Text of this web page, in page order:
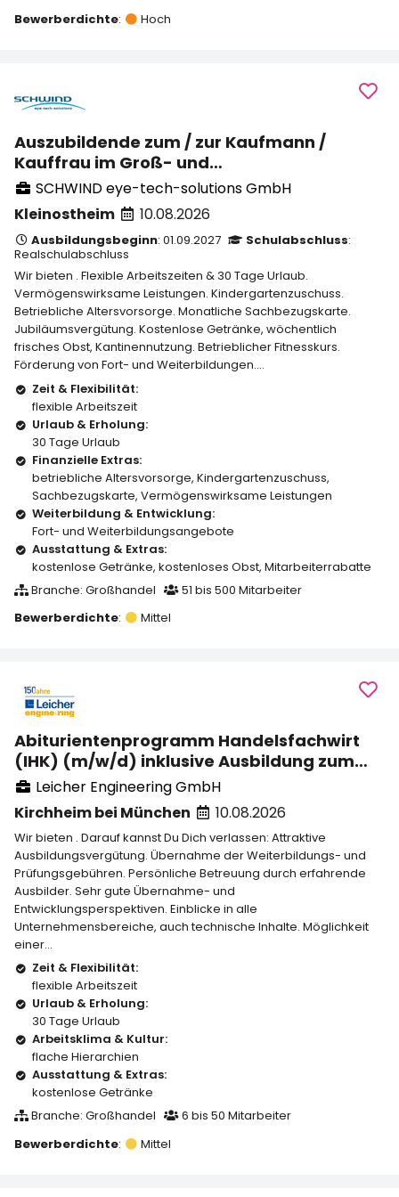
Bewerberdichte: Hoch
Auszubildende zum / zur Kaufmann /
Kauffrau im Groß- und
Außenhandelsmanagement (m/w/d)
SCHWIND eye-tech-solutions GmbH
Kleinostheim
10.08.2026
Ausbildungsbeginn: 01.09.2027 Schulabschluss:
Realschulabschluss
Wir bieten . Flexible Arbeitszeiten & 30 Tage Urlaub.
Vermögenswirksame Leistungen. Kindergartenzuschuss.
Betriebliche Altersvorsorge. Monatliche Sachbezugskarte.
Jubiläumsvergütung. Kostenlose Getränke, wöchentlich
frisches Obst, Kantinennutzung. Betrieblicher Fitnesskurs.
Förderung von Fort- und Weiterbildungen....
Zeit & Flexibilität:
flexible Arbeitszeit
Urlaub & Erholung:
30 Tage Urlaub
Finanzielle Extras:
betriebliche Altersvorsorge, Kindergartenzuschuss,
Sachbezugskarte, Vermögenswirksame Leistungen
Weiterbildung & Entwicklung:
Fort- und Weiterbildungsangebote
Ausstattung & Extras:
kostenlose Getränke, kostenloses Obst, Mitarbeiterrabatte
Branche: Großhandel
51 bis 500 Mitarbeiter
Bewerberdichte: Mittel
Abiturientenprogramm Handelsfachwirt
(IHK) (m/w/d) inklusive Ausbildung zum
Kaufmann für Groß- und
Außenhandelsmanagement
Leicher Engineering GmbH
Kirchheim bei München
10.08.2026
Wir bieten . Darauf kannst Du Dich verlassen: Attraktive
Ausbildungsvergütung. Übernahme der Weiterbildungs- und
Prüfungsgebühren. Persönliche Betreuung durch erfahrende
Ausbilder. Sehr gute Übernahme- und
Entwicklungsperspektiven. Einblicke in alle
Unternehmensbereiche, auch technische Inhalte. Möglichkeit
einer...
Zeit & Flexibilität:
flexible Arbeitszeit
Urlaub & Erholung:
30 Tage Urlaub
Arbeitsklima & Kultur:
flache Hierarchien
Ausstattung & Extras:
kostenlose Getränke
Branche: Großhandel
6 bis 50 Mitarbeiter
Bewerberdichte: Mittel